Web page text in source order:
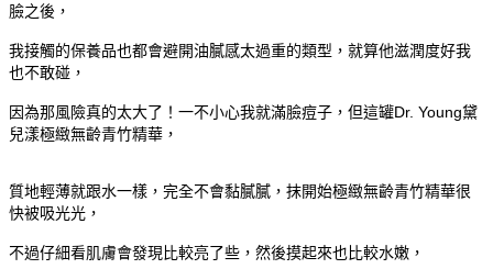
臉之後，
我接觸的保養品也都會避開油膩感太過重的類型，就算他滋潤度好我
也不敢碰，
因為那風險真的太大了！一不小心我就滿臉痘子，但這罐Dr. Young黛
兒漾極緻無齡青竹精華，
質地輕薄就跟水一樣，完全不會黏膩膩，抹開始極緻無齡青竹精華很
快被吸光光，
不過仔細看肌膚會發現比較亮了些，然後摸起來也比較水嫩，